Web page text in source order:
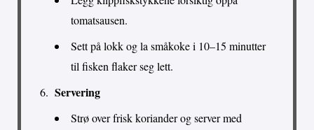
tomatsausen.
Sett på lokk og la småkoke i 10–15 minutter
til fisken flaker seg lett.
Servering
Strø over frisk koriander og server med